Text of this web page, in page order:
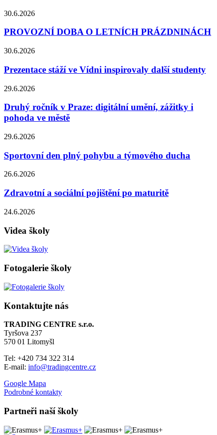
30.6.2026
PROVOZNÍ DOBA O LETNÍCH PRÁZDNINÁCH
30.6.2026
Prezentace stáží ve Vídni inspirovaly další studenty
29.6.2026
Druhý ročník v Praze: digitální umění, zážitky i
pohoda ve městě
29.6.2026
Sportovní den plný pohybu a týmového ducha
26.6.2026
Zdravotní a sociální pojištění po maturitě
24.6.2026
Videa školy
Fotogalerie školy
Kontaktujte nás
TRADING CENTRE s.r.o.
Tyršova 237
570 01 Litomyšl
Tel: +420 734 322 314
E-mail: info@tradingcentre.cz
Google Mapa
Podrobné kontakty
Partneři naší školy